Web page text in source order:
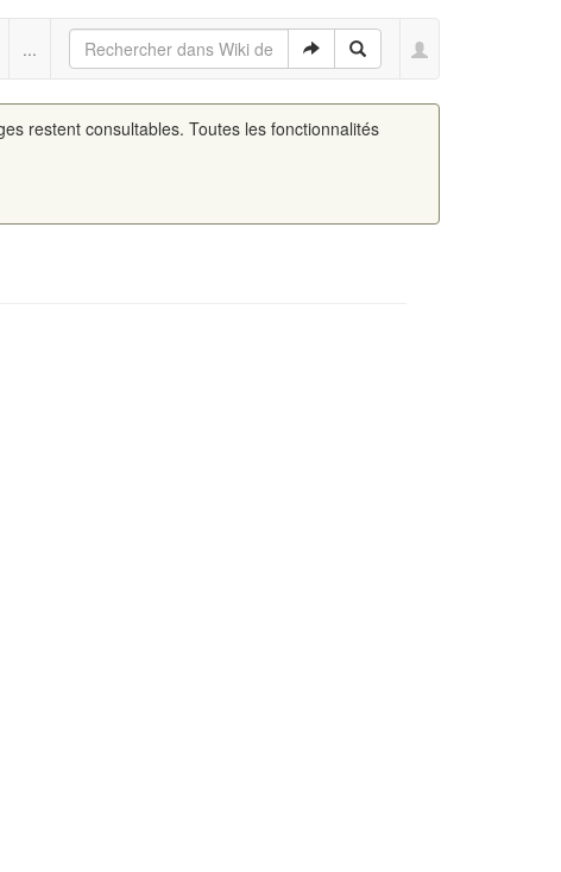
...
restent consultables. Toutes les fonctionnalités